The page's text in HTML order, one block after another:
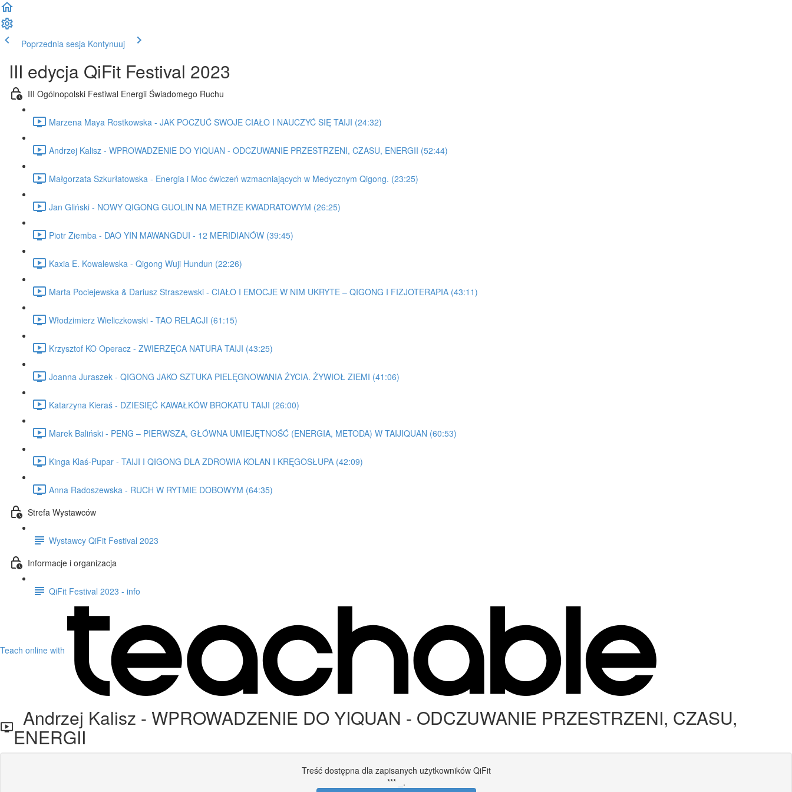
Poprzednia sesja Kontynuuj
III edycja QiFit Festival 2023
III Ogólnopolski Festiwal Energii Świadomego Ruchu
Marzena Maya Rostkowska - JAK POCZUĆ SWOJE CIAŁO I NAUCZYĆ SIĘ TAIJI (24:32)
Andrzej Kalisz - WPROWADZENIE DO YIQUAN - ODCZUWANIE PRZESTRZENI, CZASU, ENERGII (52:44)
Małgorzata Szkurłatowska - Energia i Moc ćwiczeń wzmacniających w Medycznym Qigong. (23:25)
Jan Gliński - NOWY QIGONG GUOLIN NA METRZE KWADRATOWYM (26:25)
Piotr Ziemba - DAO YIN MAWANGDUI - 12 MERIDIANÓW (39:45)
Kaxia E. Kowalewska - Qigong Wuji Hundun (22:26)
Marta Pociejewska & Dariusz Straszewski - CIAŁO I EMOCJE W NIM UKRYTE – QIGONG I FIZJOTERAPIA (43:11)
Włodzimierz Wieliczkowski - TAO RELACJI (61:15)
Krzysztof KO Operacz - ZWIERZĘCA NATURA TAIJI (43:25)
Joanna Juraszek - QIGONG JAKO SZTUKA PIELĘGNOWANIA ŻYCIA. ŻYWIOŁ ZIEMI (41:06)
Katarzyna Kieraś - DZIESIĘĆ KAWAŁKÓW BROKATU TAIJI (26:00)
Marek Baliński - PENG – PIERWSZA, GŁÓWNA UMIEJĘTNOŚĆ (ENERGIA, METODA) W TAIJIQUAN (60:53)
Kinga Klaś-Pupar - TAIJI I QIGONG DLA ZDROWIA KOLAN I KRĘGOSŁUPA (42:09)
Anna Radoszewska - RUCH W RYTMIE DOBOWYM (64:35)
Strefa Wystawców
Wystawcy QiFit Festival 2023
Informacje i organizacja
QiFit Festival 2023 - info
Teach online with
Andrzej Kalisz - WPROWADZENIE DO YIQUAN - ODCZUWANIE PRZESTRZENI, CZASU,
ENERGII
Treść dostępna dla zapisanych użytkowników QiFit
***
.